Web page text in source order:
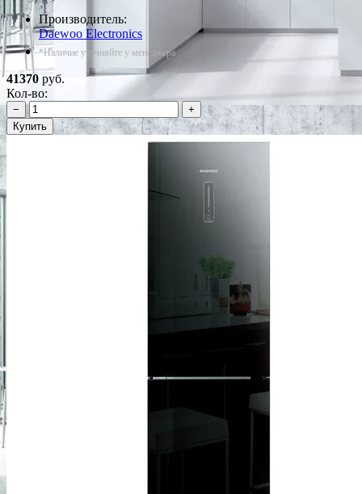
Производитель:
Daewoo Electronics
*Наличие уточняйте у менеджера
41370 руб.
Кол-во:
−
+
Купить